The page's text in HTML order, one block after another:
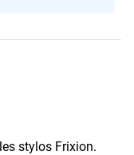
stylos Frixion.